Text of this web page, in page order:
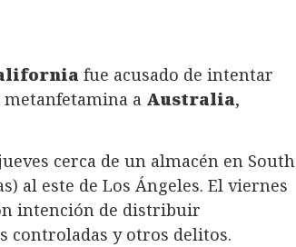
fue acusado de intentar
metanfetamina a Australia,
cerca de un almacén en South
al este de Los Ángeles. El viernes
intención de distribuir
controladas y otros delitos.